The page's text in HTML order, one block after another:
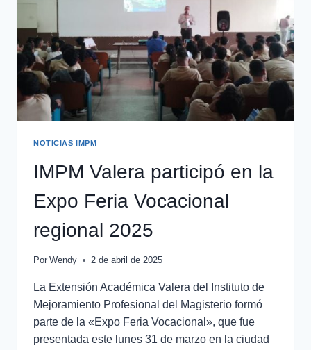
NOTICIAS IMPM
IMPM Valera participó en la
Expo Feria Vocacional
regional 2025
Por Wendy 2 de abril de 2025
La Extensión Académica Valera del Instituto de
Mejoramiento Profesional del Magisterio formó
parte de la «Expo Feria Vocacional», que fue
presentada este lunes 31 de marzo en la ciudad